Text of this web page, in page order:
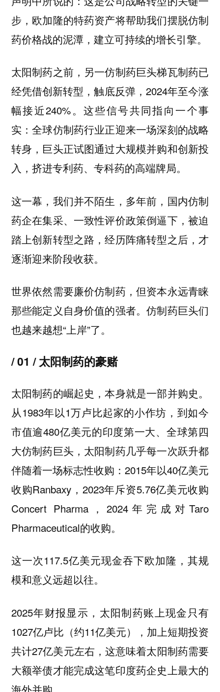
步，欧加隆的特药资产将帮助我们摆脱仿制
药价格战的泥潭，建立可持续的增长引擎。
太阳制药之前，另一仿制药巨头梯瓦制药已
经凭借创新转型，触底反弹，2024年至今涨
幅接近240%。这些信号共同指向一个事
实：全球仿制药行业正迎来一场深刻的战略
转身，巨头正试图通过大规模并购和创新投
入，挤进专利药、专科药的高端牌局。
这一幕，我们并不陌生，多年前，国内仿制
药企在集采、一致性评价政策倒逼下，被迫
踏上创新转型之路，经历阵痛转型之后，才
逐渐迎来阶段收获。
世界依然需要廉价仿制药，但资本永远青睐
那些能定义自身价值的强者。仿制药巨头们
也越来越想“上岸”了。
/ 01 / 太阳制药的豪赌
太阳制药的崛起史，本身就是一部并购史。
从1983年以1万卢比起家的小作坊，到如今
市值逾480亿美元的印度第一大、全球第四
大仿制药巨头，太阳制药几乎每一次跃升都
伴随着一场标志性收购：2015年以40亿美元
收购Ranbaxy，2023年斥资5.76亿美元收购
Concert Pharma，2024年完成对Taro
Pharmaceutical的收购。
这一次117.5亿美元现金吞下欧加隆，其规
模和意义远超以往。
2025年财报显示，太阳制药账上现金只有
1027亿卢比（约11亿美元），加上短期投资
共计27亿美元左右，这意味着太阳制药需要
大额举债才能完成这笔印度药企史上最大的
海外并购。